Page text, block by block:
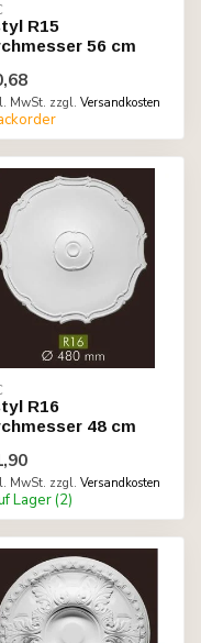
R15
56 cm
MwSt. zzgl. Versandkosten
R16
48 cm
MwSt. zzgl. Versandkosten
Lager (2)